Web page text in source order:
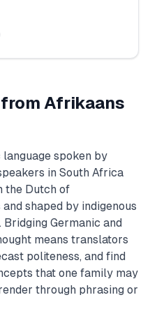
Afrikaans
spoken by
in South Africa
the Dutch of
shaped by indigenous
Germanic and
means translators
politeness, and find
that one family may
through phrasing or